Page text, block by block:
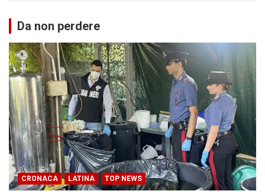
Da non perdere
CRONACA LATINA TOP NEWS